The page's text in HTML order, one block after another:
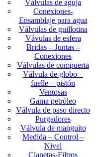
Válvulas de aguja
Conexiones-
Ensamblaje para agua
Válvulas de guillotina
Vávulas de esfera
Bridas – Juntas –
Conexiones
Válvulas de compuerta
Válvula de globo –
fuelle – pistón
Ventosas
Gama petróleo
Válvula de paso directo
Purgadores
Válvula de manguito
Medida – Control –
Nivel
Clapetas-Filtros